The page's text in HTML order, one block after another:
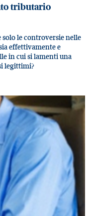
tributario
le controversie nelle
effettivamente e
in cui si lamenti una
legittimi?